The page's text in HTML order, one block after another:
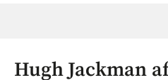
Hugh Jackman